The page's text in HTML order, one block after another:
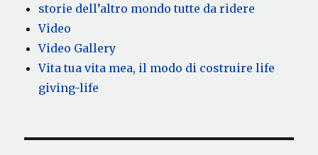
storie dell’altro mondo tutte da ridere
Video
Video Gallery
Vita tua vita mea, il modo di costruire life
giving-life